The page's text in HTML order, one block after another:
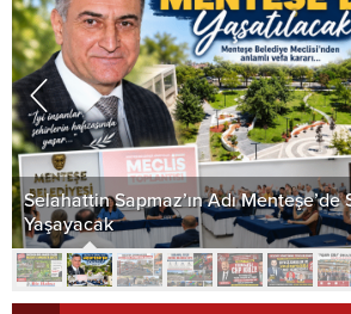
Selahattin Sapmaz’ın Adı Menteşe’de
Yaşayacak